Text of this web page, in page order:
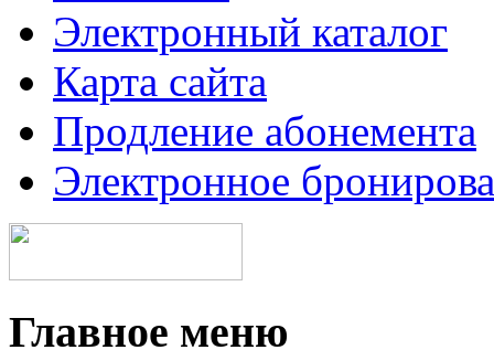
Электронный каталог
Карта сайта
Продление абонемента
Электронное
Главное меню